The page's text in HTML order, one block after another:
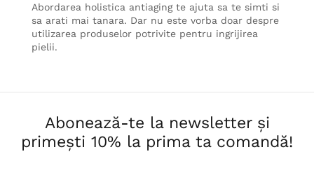
Abordarea holistica antiaging te ajuta sa te simti si
sa arati mai tanara. Dar nu este vorba doar despre
utilizarea produselor potrivite pentru ingrijirea
pielii.
Abonează-te la newsletter și
primești 10% la prima ta comandă!